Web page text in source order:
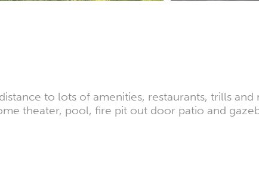
to lots of amenities, restaurants, trills and
theater, pool, fire pit out door patio and